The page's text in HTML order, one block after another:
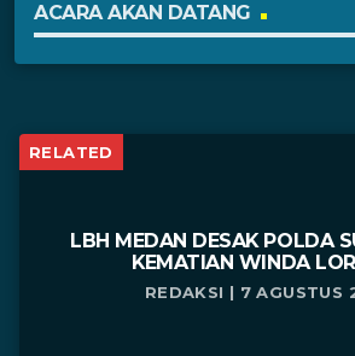
ACARA AKAN DATANG
RELATED
LBH MEDAN DESAK POLDA
KEMATIAN WINDA
REDAKSI | 7 AGUSTUS